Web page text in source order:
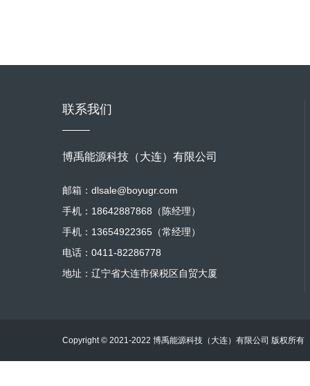
联系我们
博禹能源科技（大连）有限公司
邮箱：dlsale@boyugr.com
手机：18642887868（陈经理）
手机：13654922365（常经理）
电话：0411-82286778
地址：辽宁省大连市保税区自贸大厦
Copyright © 2021-2022 博禹能源科技（大连）有限公司 版权所